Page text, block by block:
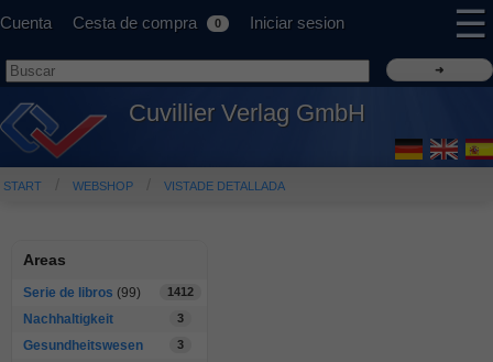
Cuenta Cesta de compra 0 Iniciar sesion ☰
Cuvillier Verlag GmbH
START WEBSHOP VISTADE DETALLADA
Areas
Serie de libros (99) 1412
Nachhaltigkeit 3
Gesundheitswesen 3